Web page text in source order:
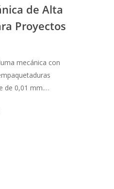
de Alta
Proyectos
mecánica con
de 0,01 mm.…